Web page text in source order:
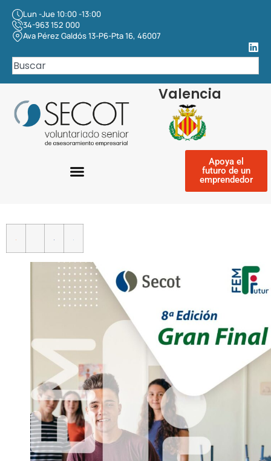
Lun -Jue 10:00 -13:00
34-963 152 000
Ava Pérez Galdós 13-P6-Pta 16, 46007
Valencia
Apoya el
futuro de un
emprendedor